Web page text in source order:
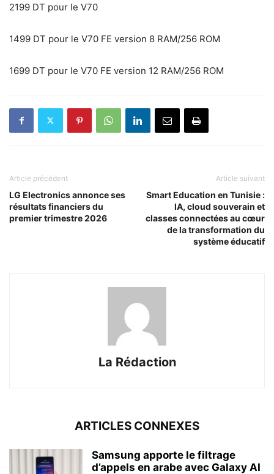
2199 DT pour le V70
1499 DT pour le V70 FE version 8 RAM/256 ROM
1699 DT pour le V70 FE version 12 RAM/256 ROM
Article précédent
LG Electronics annonce ses
résultats financiers du
premier trimestre 2026
Article suivant
Smart Education en Tunisie :
IA, cloud souverain et
classes connectées au cœur
de la transformation du
système éducatif
La Rédaction
ARTICLES CONNEXES
Samsung apporte le filtrage
d’appels en arabe avec Galaxy AI